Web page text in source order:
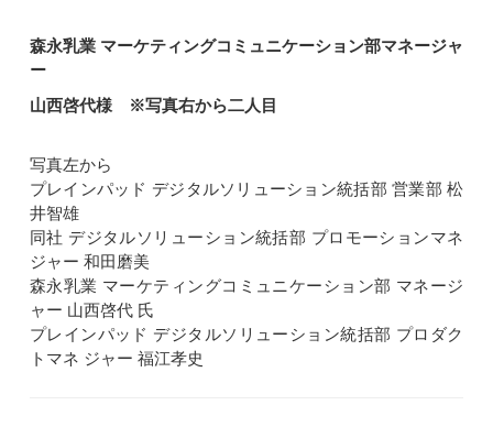
森永乳業 マーケティングコミュニケーション部マネージャ
ー
山西啓代様 ※写真右から二人目
写真左から
プレインパッド デジタルソリューション統括部 営業部 松
井智雄
同社 デジタルソリューション統括部 プロモーションマネ
ジャー 和田磨美
森永乳業 マーケティングコミュニケーション部 マネージ
ャー 山西啓代 氏
プレインパッド デジタルソリューション統括部 プロダク
トマネ ジャー 福江孝史